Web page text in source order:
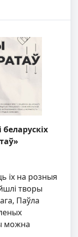
беларускіх
іх на розныя
творы
Паўла
можна